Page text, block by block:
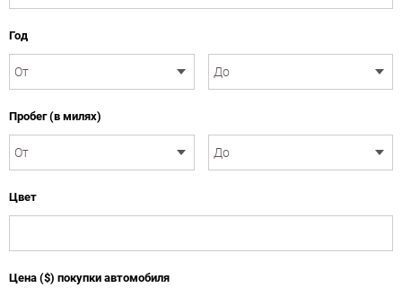
Год
Пробег (в милях)
Цвет
Цена ($) покупки автомобиля